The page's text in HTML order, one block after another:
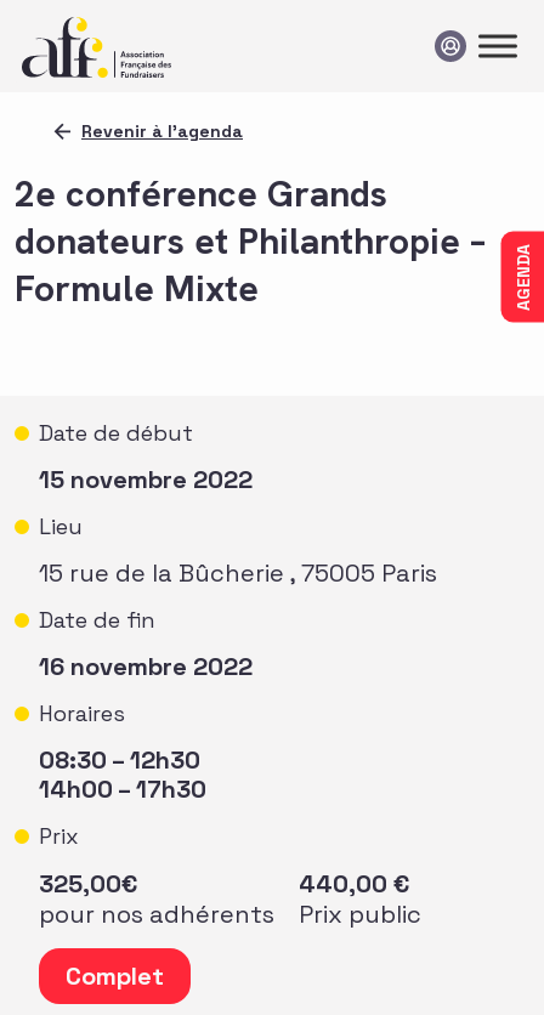
AGENDA
Revenir à l'agenda
2e conférence Grands
donateurs et Philanthropie –
Formule Mixte
Date de début
15 novembre 2022
Lieu
15 rue de la Bûcherie , 75005 Paris
Date de fin
16 novembre 2022
Horaires
08:30 – 12h30
14h00 – 17h30
Prix
325,00€
pour nos adhérents
440,00 €
Prix public
quantité de 2e conférence Grands donateurs et
Complet